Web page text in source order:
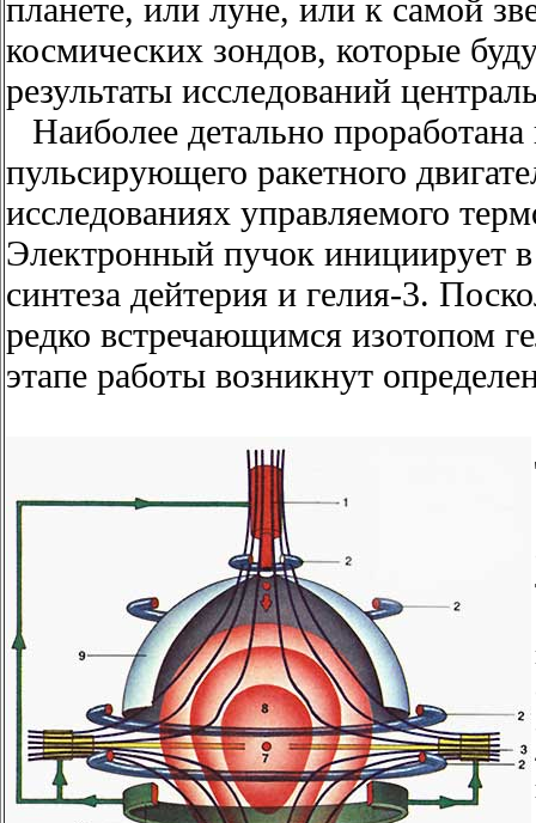
планете, или луне, или к самой
космических зондов, которые
результаты исследований
Наиболее детально
пульсирующего ракетного
исследованиях управляемого
Электронный пучок инициирует
синтеза дейтерия и гелия-3.
редко встречающимся изотопом
этапе работы возникнут